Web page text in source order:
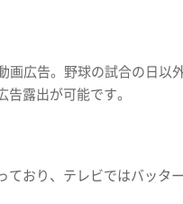
広告。野球の試合の日以
露出が可能です。
おり、テレビではバッタ